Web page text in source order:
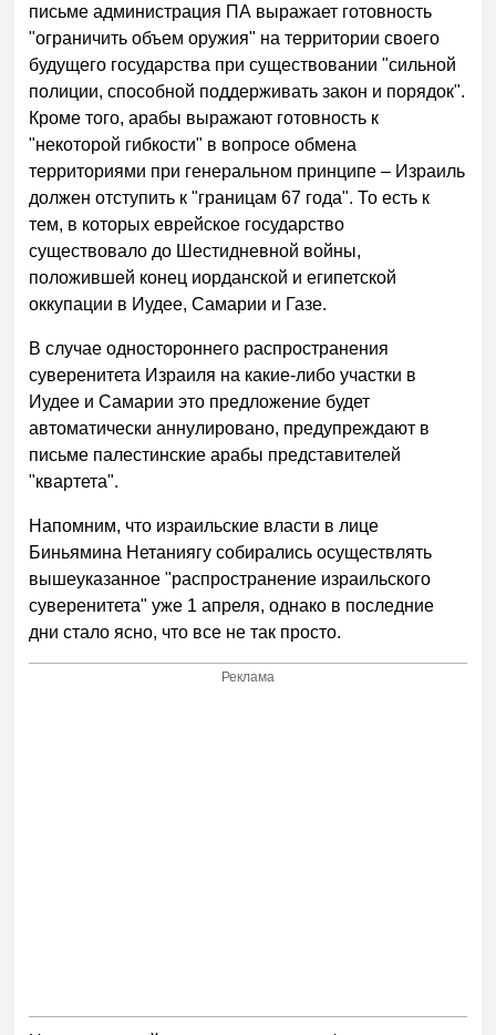
письме администрация ПА выражает готовность
"ограничить объем оружия" на территории своего
будущего государства при существовании "сильной
полиции, способной поддерживать закон и порядок".
Кроме того, арабы выражают готовность к
"некоторой гибкости" в вопросе обмена
территориями при генеральном принципе – Израиль
должен отступить к "границам 67 года". То есть к
тем, в которых еврейское государство
существовало до Шестидневной войны,
положившей конец иорданской и египетской
оккупации в Иудее, Самарии и Газе.
В случае одностороннего распространения
суверенитета Израиля на какие-либо участки в
Иудее и Самарии это предложение будет
автоматически аннулировано, предупреждают в
письме палестинские арабы представителей
"квартета".
Напомним, что израильские власти в лице
Биньямина Нетаниягу собирались осуществлять
вышеуказанное "распространение израильского
суверенитета" уже 1 апреля, однако в последние
дни стало ясно, что все не так просто.
Реклама